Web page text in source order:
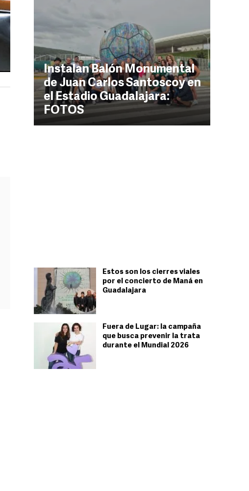
Instalan Balón Monumental
de Juan Carlos Santoscoy en
el Estadio Guadalajara:
FOTOS
Estos son los cierres viales
por el concierto de Maná en
Guadalajara
Fuera de Lugar: la campaña
que busca prevenir la trata
durante el Mundial 2026